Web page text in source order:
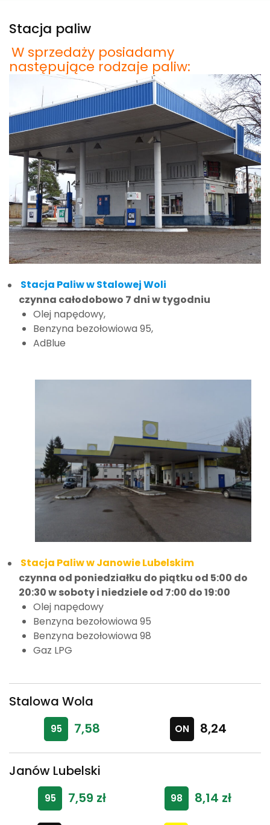
Stacja paliw
W sprzedaży posiadamy
następujące rodzaje paliw:
Stacja Paliw w Stalowej Woli
czynna całodobowo 7 dni w tygodniu
Olej napędowy,
Benzyna bezołowiowa 95,
AdBlue
Stacja Paliw w Janowie Lubelskim
czynna od poniedziałku do piątku od 5:00 do
20:30 w soboty i niedziele od 7:00 do 19:00
Olej napędowy
Benzyna bezołowiowa 95
Benzyna bezołowiowa 98
Gaz LPG
Stalowa Wola
7,58
8,24
Janów Lubelski
7,59 zł
8,14 zł